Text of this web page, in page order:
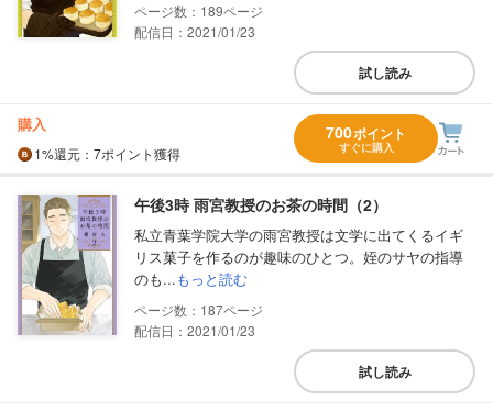
189
配信日：2021/01/23
試し読み
購入
1%還元 ：7ポイント獲得
700ポイント
すぐに購入
午後3時 雨宮教授のお茶の時間（2）
私立青葉学院大学の雨宮教授は文学に出てくるイギ
リス菓子を作るのが趣味のひとつ。姪のサヤの指導
のも...もっと読む
187
配信日：2021/01/23
試し読み